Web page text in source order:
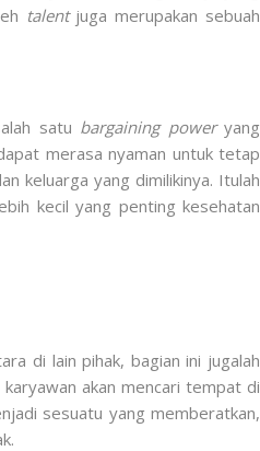
talent juga merupakan sebuah
satu bargaining power yang
merasa nyaman untuk tetap
keluarga yang dimilikinya. Itulah
kecil yang penting kesehatan
di lain pihak, bagian ini jugalah
karyawan akan mencari tempat di
sesuatu yang memberatkan,